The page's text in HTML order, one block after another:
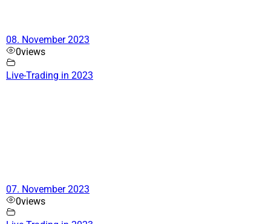
08. November 2023
0views
Live-Trading in 2023
07. November 2023
0views